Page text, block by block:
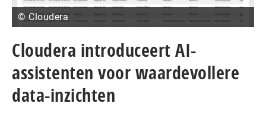
© Cloudera
Cloudera introduceert AI-
assistenten voor waardevollere
data-inzichten